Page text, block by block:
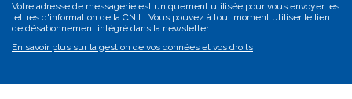
Votre adresse de messagerie est uniquement utilisée pour vous envoyer les
lettres d'information de la CNIL. Vous pouvez à tout moment utiliser le lien
de désabonnement intégré dans la newsletter.
En savoir plus sur la gestion de vos données et vos droits